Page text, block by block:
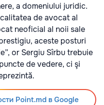
a domeniului juridic.
de avocat al
neoficial al noii sale
aceste posturi
or Sergiu Sîrbu trebuie
de vedere, ci şi
Point.md в Google